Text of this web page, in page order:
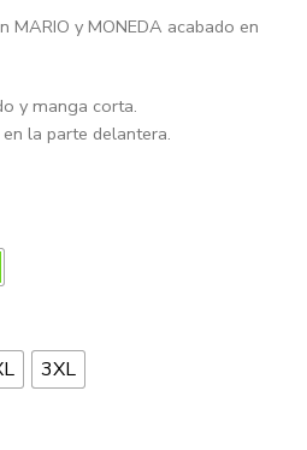
MARIO y MONEDA acabado en
y manga corta.
la parte delantera.
3XL